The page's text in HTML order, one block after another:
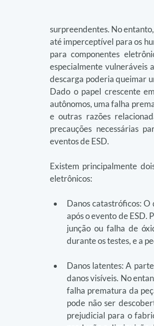
surpreendentes. No
até imperceptível para os
para componentes
especialmente vulneráveis
descarga poderia queimar
Dado o papel crescente
autônomos, uma falha
e outras razões
precauções necessárias
eventos de ESD.
Existem principalmente
eletrônicos:
Danos catastróficos:
após o evento de ESD.
junção ou falha de
durante os testes, e a
Danos latentes: A
danos visíveis. No
falha prematura da
pode não ser
prejudicial para o